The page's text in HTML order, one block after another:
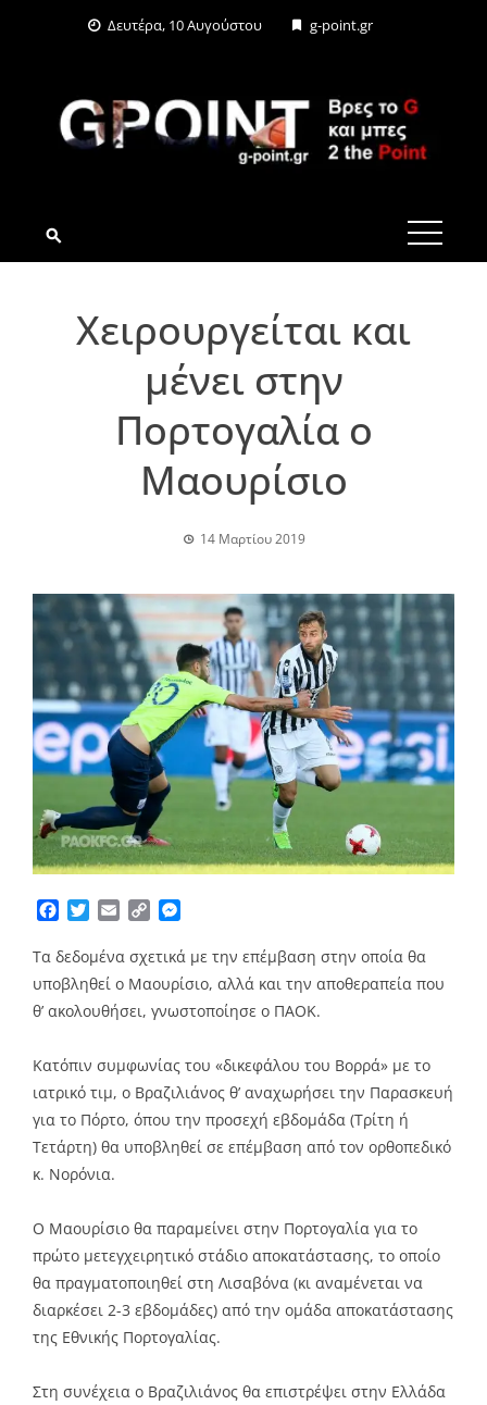
Δευτέρα, 10 Αυγούστου g-point.gr
G-POINT.GR
Χειρουργείται και
μένει στην
Πορτογαλία ο
Μαουρίσιο
14 Μαρτίου 2019
Facebook
TwitterEmailCopy
Τα δεδομένα σχετικά με την επέμβαση στην οποία θα
υποβληθεί ο Μαουρίσιο, αλλά και την αποθεραπεία που
θ’ ακολουθήσει, γνωστοποίησε ο ΠΑΟΚ.
Κατόπιν συμφωνίας του «δικεφάλου του Βορρά» με το
ιατρικό τιμ, ο Βραζιλιάνος θ’ αναχωρήσει την Παρασκευή
για το Πόρτο, όπου την προσεχή εβδομάδα (Τρίτη ή
Τετάρτη) θα υποβληθεί σε επέμβαση από τον ορθοπεδικό
κ. Νορόνια.
Ο Μαουρίσιο θα παραμείνει στην Πορτογαλία για το
πρώτο μετεγχειρητικό στάδιο αποκατάστασης, το οποίο
θα πραγματοποιηθεί στη Λισαβόνα (κι αναμένεται να
διαρκέσει 2-3 εβδομάδες) από την ομάδα αποκατάστασης
της Εθνικής Πορτογαλίας.
Στη συνέχεια ο Βραζιλιάνος θα επιστρέψει στην Ελλάδα